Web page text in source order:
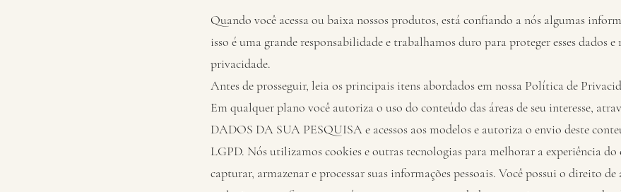
Quando você acessa ou baixa nossos produtos, está confiando a nós algumas
isso é uma grande responsabilidade e trabalhamos duro para proteger esses dados e
privacidade.
Antes de prosseguir, leia os principais itens abordados em nossa Política de
Em qualquer plano você autoriza o uso do conteúdo das áreas de seu interesse,
DADOS DA SUA PESQUISA e acessos aos modelos e autoriza o envio deste
LGPD. Nós utilizamos cookies e outras tecnologias para melhorar a experiência do
capturar, armazenar e processar suas informações pessoais. Você possui o direito de